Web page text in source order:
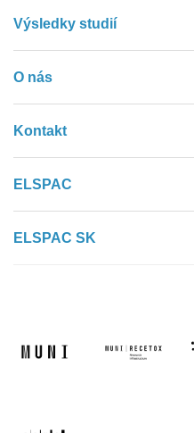
Výsledky studií
O nás
Kontakt
ELSPAC
ELSPAC SK